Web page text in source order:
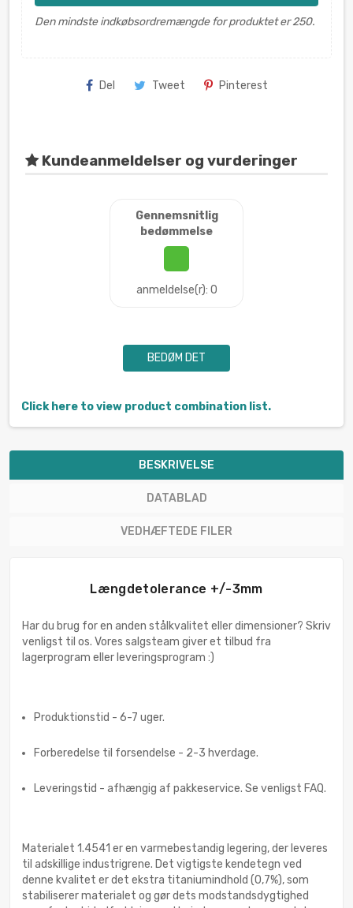
Den mindste indkøbsordremængde for produktet er 250.
Del Tweet Pinterest
Kundeanmeldelser og vurderinger
Gennemsnitlig
bedømmelse
anmeldelse(r): 0
BEDØM DET
Click here to view product combination list.
BESKRIVELSE
DATABLAD
VEDHÆFTEDE FILER
Længdetolerance +/-3mm
Har du brug for en anden stålkvalitet eller dimensioner? Skriv
venligst til os. Vores salgsteam giver et tilbud fra
lagerprogram eller leveringsprogram :)
Produktionstid - 6-7 uger.
Forberedelse til forsendelse - 2-3 hverdage.
Leveringstid - afhængig af pakkeservice. Se venligst FAQ.
Materialet 1.4541 er en varmebestandig legering, der leveres
til adskillige industrigrene. Det vigtigste kendetegn ved
denne kvalitet er det ekstra titaniumindhold (0,7%), som
stabiliserer materialet og gør dets modstandsdygtighed